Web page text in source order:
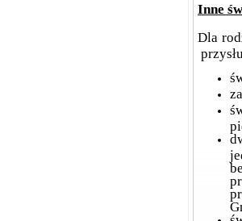
Inne
Dla